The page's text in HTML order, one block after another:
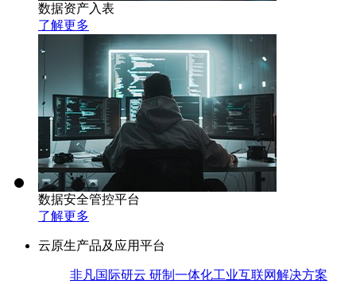
数据资产入表
了解更多
数据安全管控平台
了解更多
云原生产品及应用平台
非凡国际研云 研制一体化工业互联网解决方案